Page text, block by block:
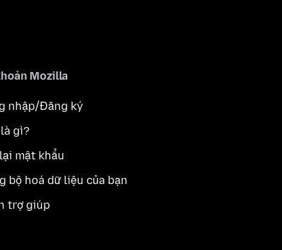
Mozilla
nhập/Đăng ký
gì?
mật khẩu
bộ hoá dữ liệu của bạn
trợ giúp